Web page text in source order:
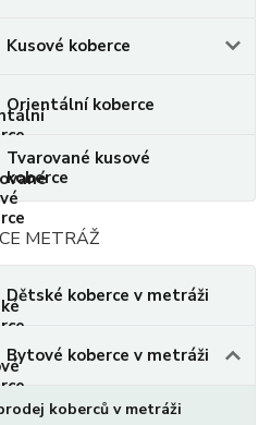
Kusové koberce
Orientální koberce
Tvarované kusové
koberce
METRÁŽ
Dětské koberce v metráži
Bytové koberce v metráži
koberců v metráži